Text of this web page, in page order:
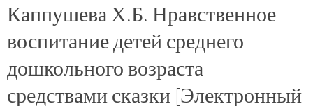
Каппушева Х.Б. Нравственное
воспитание детей среднего
дошкольного возраста
средствами сказки [Электронный